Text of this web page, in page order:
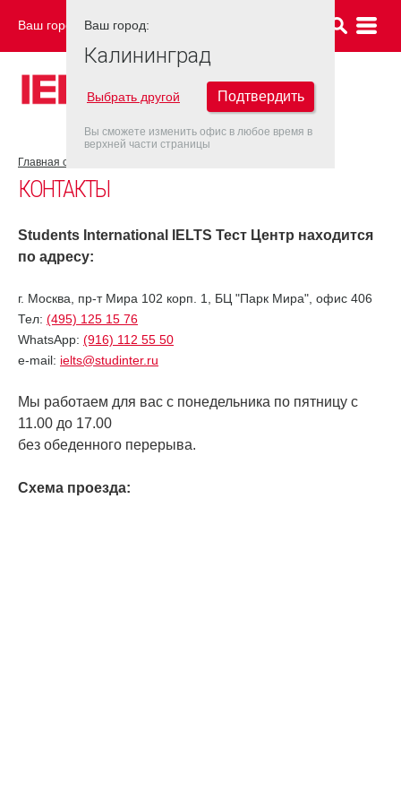
Ваш город: КАЛИНИНГРАД
Главная страница
КОНТАКТЫ
Students International IELTS Тест Центр находится
по адресу:
г. Москва, пр-т Мира 102 корп. 1, БЦ "Парк Мира", офис 406
Тел: (495) 125 15 76
WhatsApp: (916) 112 55 50
e-mail: ielts@studinter.ru
Мы работаем для вас с понедельника по пятницу с
11.00 до 17.00
без обеденного перерыва.
Схема проезда:
Ваш город:
Калининград
Выбрать другой Подтвердить
Вы сможете изменить офис в любое время в
верхней части страницы